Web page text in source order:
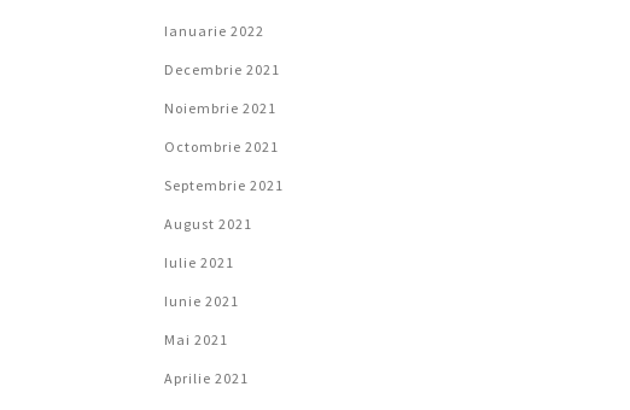
Ianuarie 2022
Decembrie 2021
Noiembrie 2021
Octombrie 2021
Septembrie 2021
August 2021
Iulie 2021
Iunie 2021
Mai 2021
Aprilie 2021